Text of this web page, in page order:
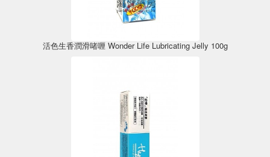
活色生香潤滑啫喱 Wonder Life Lubricating Jelly 100g